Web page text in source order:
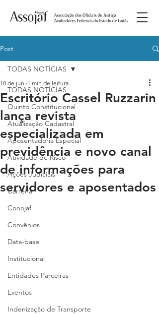
Post
TODAS NOTÍCIAS
Quinto Constitucional
Atualização Cadastral
Aposentadoria Especial
Atividade de Risco
Ações Judiciais
Carreira
Conojaf
Convênios
Data-base
Institucional
Entidades Parceiras
Eventos
Indenização de Transporte
TODAS NOTÍCIAS
Escritório Cassel Ruzzarin
lança revista
especializada em
previdência e novo canal
de informações para
servidores e aposentados
18 de jun. 1 min de leitura